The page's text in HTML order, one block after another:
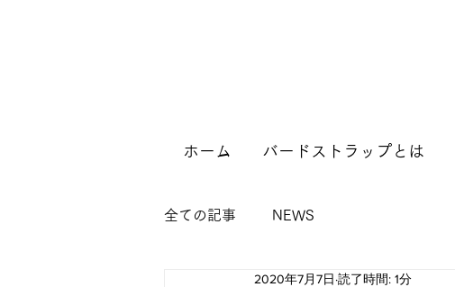
ホーム バードストラップとは
全ての記事 NEWS
2020年7月7日 読了時間: 1分